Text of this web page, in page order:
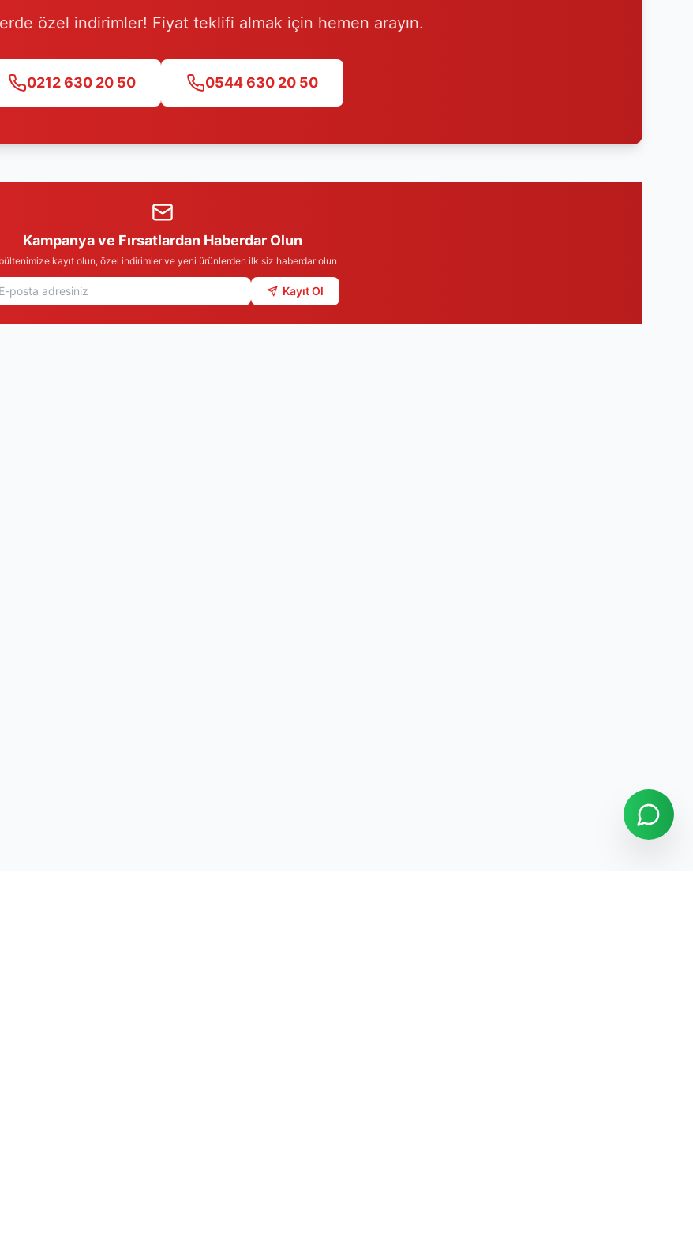
özel indirimler! Fiyat teklifi almak için hemen arayın.
0212 630 20 50 0544 630 20 50
Kampanya ve Fırsatlardan Haberdar Olun
kayıt olun, özel indirimler ve yeni ürünlerden ilk siz haberdar olun
Kayıt Ol